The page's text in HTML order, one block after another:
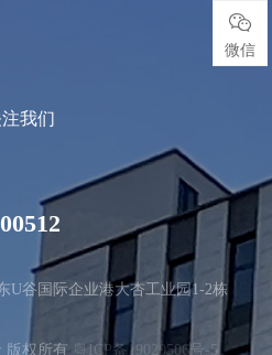
我们
U谷国际企业港大杏工业园1-2栋
版权所有 粤ICP备19020506号-5

微信